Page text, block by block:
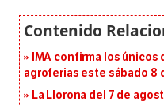
IMA confirma los únicos
agroferias este sábado 8
La Llorona del 7 de